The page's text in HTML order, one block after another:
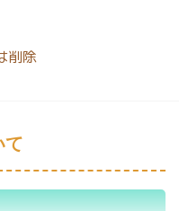
削除
て